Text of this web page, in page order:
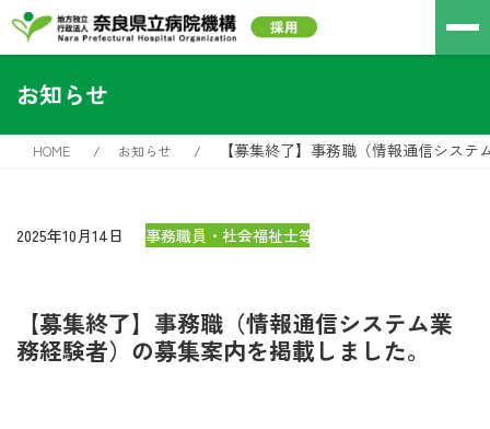
お知らせ
HOME お知らせ 【募集終了】事務職（情報通信シス
2025年10月14日 事務職員・社会福祉士等
【募集終了】事務職（情報通信システム業
務経験者）の募集案内を掲載しました。